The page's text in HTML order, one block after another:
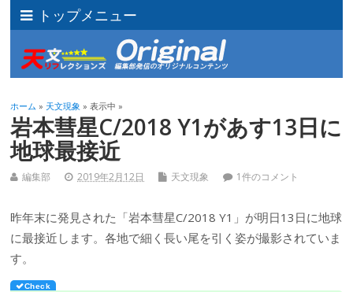
トップメニュー
ホーム » 天文現象 » 表示中 »
岩本彗星C/2018 Y1があす13日に
地球最接近
編集部 2019年2月12日 天文現象 1件のコメント
昨年末に発見された「岩本彗星C/2018 Y1」が明日13日に地球
に最接近します。各地で細く長い尾を引く姿が撮影されていま
す。